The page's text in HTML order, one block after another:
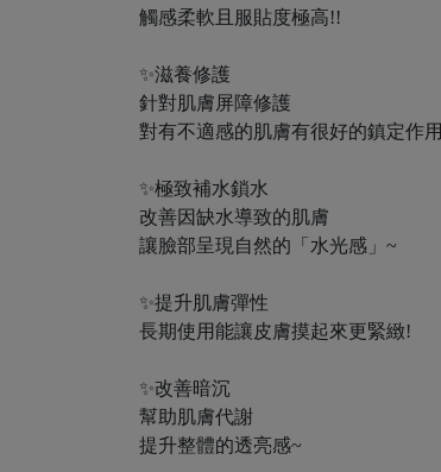
觸感柔軟且服貼度極高!!
✨滋養修護
針對肌膚屏障修護
對有不適感的肌膚有很好的鎮定作用
✨極致補水鎖水
改善因缺水導致的肌膚
讓臉部呈現自然的「水光感」~
✨提升肌膚彈性
長期使用能讓皮膚摸起來更緊緻!
✨改善暗沉
幫助肌膚代謝
提升整體的透亮感~